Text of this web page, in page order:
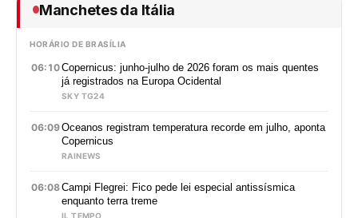
Manchetes da Itália
HORÁRIO DE BRASÍLIA
06:10Copernicus: junho-julho de 2026 foram os mais quentes
já registrados na Europa Ocidental
SKY TG24
06:09Oceanos registram temperatura recorde em julho, aponta
Copernicus
RAINEWS
06:08Campi Flegrei: Fico pede lei especial antissísmica
enquanto terra treme
IL TEMPO